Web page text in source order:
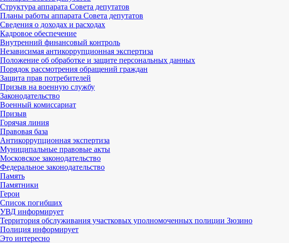
Структура аппарата Совета депутатов
Планы работы аппарата Совета депутатов
Сведения о доходах и расходах
Кадровое обеспечение
Внутренний финансовый контроль
Независимая антикоррупционная экспертиза
Положение об обработке и защите персональных данных
Порядок рассмотрения обращений граждан
Защита прав потребителей
Призыв на военную службу
Законодательство
Военный комиссариат
Призыв
Горячая линия
Правовая база
Антикоррупционная экспертиза
Муниципальные правовые акты
Московское законодательство
Федеральное законодательство
Память
Памятники
Герои
Список погибших
УВД информирует
Территория обслуживания участковых уполномоченных полиции Зюзино
Полиция информирует
Это интересно